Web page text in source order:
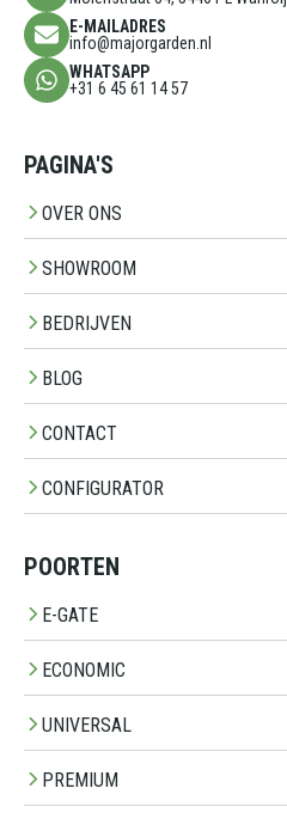
E-MAILADRES
info@majorgarden.nl
WHATSAPP
+31 6 45 61 14 57
PAGINA'S
OVER ONS
SHOWROOM
BEDRIJVEN
BLOG
CONTACT
CONFIGURATOR
POORTEN
E-GATE
ECONOMIC
UNIVERSAL
PREMIUM